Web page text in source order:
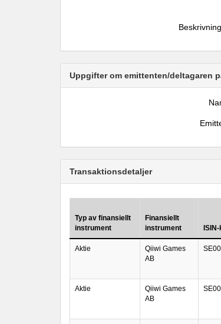
Uppgifter om emittenten/deltagaren
Transaktionsdetaljer
Typ av finansiellt
instrument
Finansiellt
instrument
Aktie
Qiiwi Games
AB
Aktie
Qiiwi Games
AB